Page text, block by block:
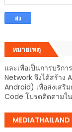
หมายเหตุ
และเพื่อเป็นการบริก
Network จึงได้สร้าง
Android) เพื่อส่งเสริ
Code โปรดติดตามใ
MEDIATHAILAND